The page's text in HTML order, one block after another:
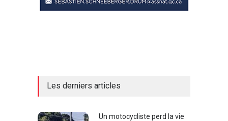
Les derniers articles
Un motocycliste perd la vie